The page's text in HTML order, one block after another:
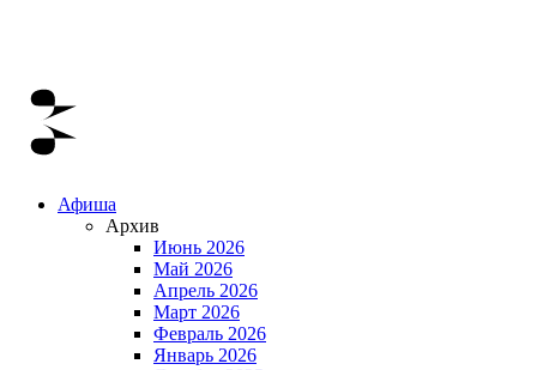
Афиша
Архив
Июнь 2026
Май 2026
Апрель 2026
Март 2026
Февраль 2026
Январь 2026